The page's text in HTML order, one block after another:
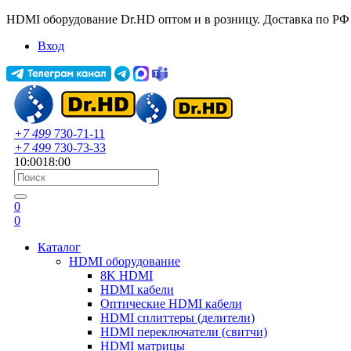
HDMI оборудование Dr.HD оптом и в розницу. Доставка по
Вход
+7 499 730-71-11
+7 499 730-73-33
10:0018:00
0
0
Каталог
HDMI оборудование
8K HDMI
HDMI кабели
Оптические HDMI кабели
HDMI сплиттеры (делители)
HDMI переключатели (свитчи)
HDMI матрицы